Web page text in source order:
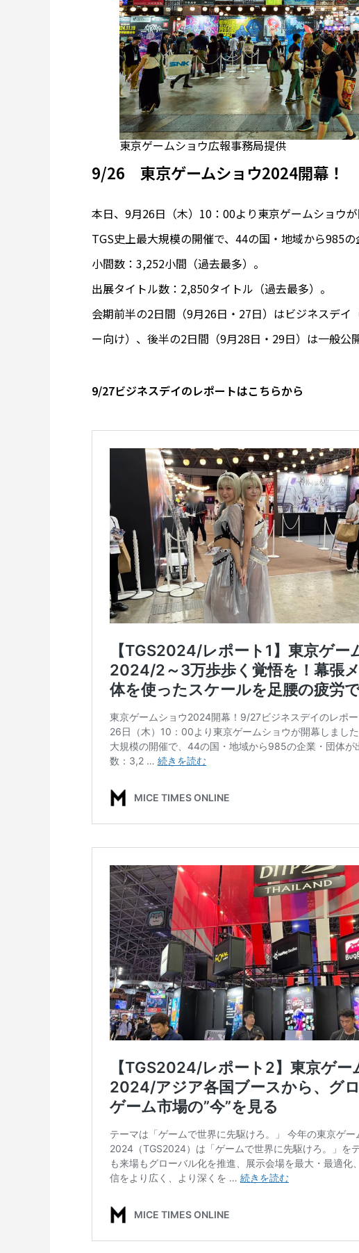
東京ゲームショウ広報事務局提供
9/26 東京ゲームショウ2024開幕！
本日、9月26日（木）10：00より東京ゲームショウが
TGS史上最大規模の開催で、44の国・地域から985の
小間数：3,252小間（過去最多）。
出展タイトル数：2,850タイトル（過去最多）。
会期前半の2日間（9月26日・27日）はビジネスデ
ー向け）、後半の2日間（9月28日・29日）は一般公
9/27ビジネスデイのレポートはこちらから